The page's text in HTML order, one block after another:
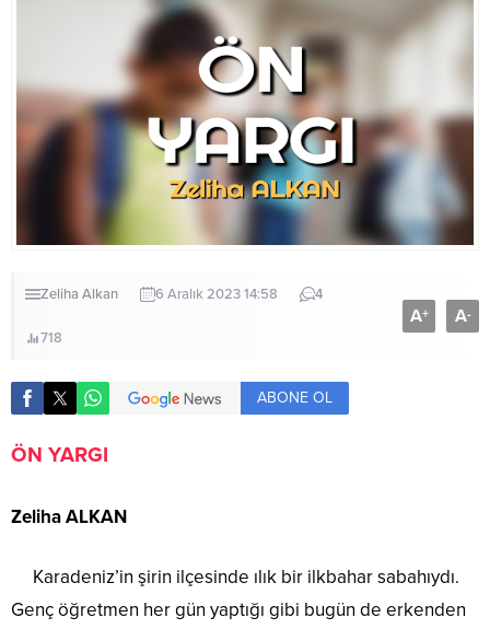
Zeliha Alkan 6 Aralık 2023 14:58 4
718
A+ A-
ABONE OL
ÖN YARGI
Zeliha ALKAN
Karadeniz’in şirin ilçesinde ılık bir ilkbahar sabahıydı.
Genç öğretmen her gün yaptığı gibi bugün de erkenden